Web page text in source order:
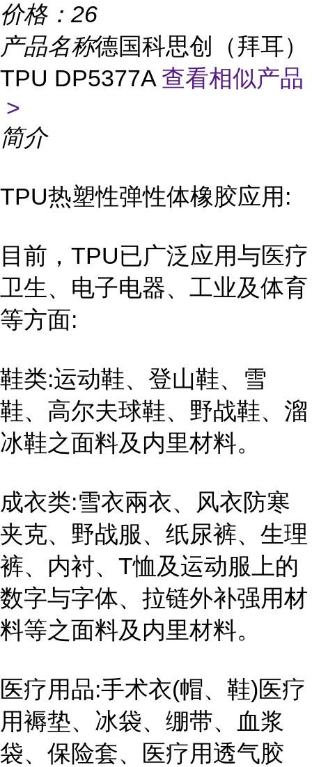
价格： 26
产品名称德国科思创（拜耳）
TPU DP5377A 查看相似产品
>
简介
TPU热塑性弹性体橡胶应用:
目前，TPU已广泛应用与医疗
卫生、电子电器、工业及体育
等方面:
鞋类:运动鞋、登山鞋、雪
鞋、高尔夫球鞋、野战鞋、溜
冰鞋之面料及内里材料。
成衣类:雪衣兩衣、风衣防寒
夹克、野战服、纸尿裤、生理
裤、内衬、T恤及运动服上的
数字与字体、拉链外补强用材
料等之面料及内里材料。
医疗用品:手术衣(帽、鞋)医疗
用褥垫、冰袋、绷带、血浆
袋、保险套、医疗用透气胶